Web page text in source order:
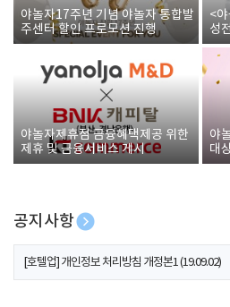
야놀자17주년 기념 야놀자 통합발
주센터 할인 프로모션 진행
<
성
야놀자제휴점 금융혜택제공 위한
제휴 및 금융서비스 게시
야
대
폰
공지사항
[호텔업] 개인정보 처리방침 개정본2 (19.09.02)
[호텔업] 개인정보 처리방침 개정본1 (19.09.02)